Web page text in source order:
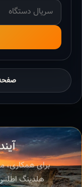
برای
هلدینگ اطلس